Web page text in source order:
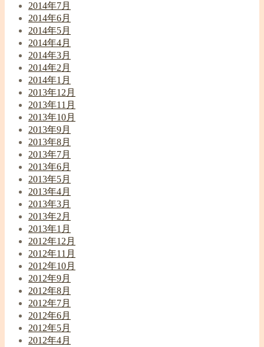
2014年7月
2014年6月
2014年5月
2014年4月
2014年3月
2014年2月
2014年1月
2013年12月
2013年11月
2013年10月
2013年9月
2013年8月
2013年7月
2013年6月
2013年5月
2013年4月
2013年3月
2013年2月
2013年1月
2012年12月
2012年11月
2012年10月
2012年9月
2012年8月
2012年7月
2012年6月
2012年5月
2012年4月